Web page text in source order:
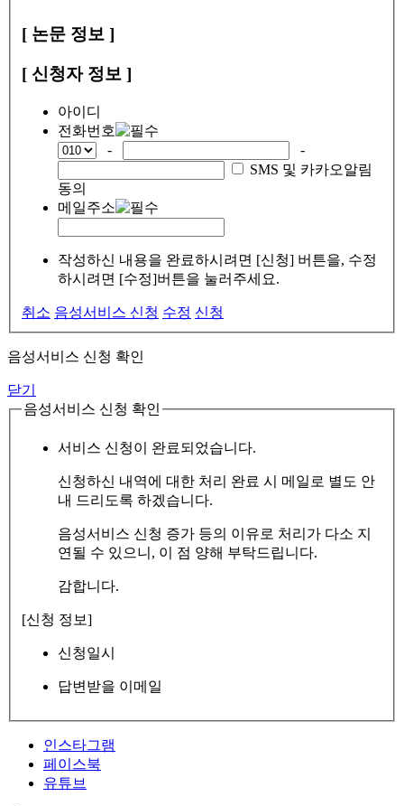
[ 논문 정보 ]
[ 신청자 정보 ]
아이디
전화번호
-
-
SMS 및 카카오알림
동의
메일주소
작성하신 내용을 완료하시려면 [신청] 버튼을, 수정
하시려면 [수정]버튼을 눌러주세요.
취소 음성서비스 신청 수정 신청
음성서비스 신청 확인
닫기
음성서비스 신청 확인
서비스 신청이 완료되었습니다.
신청하신 내역에 대한 처리 완료 시 메일로 별도 안
내 드리도록 하겠습니다.
음성서비스 신청 증가 등의 이유로 처리가 다소 지
연될 수 있으니, 이 점 양해 부탁드립니다.
감합니다.
[신청 정보]
신청일시
답변받을 이메일
인스타그램
페이스북
유튜브